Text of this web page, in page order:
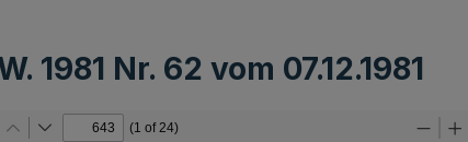
1981 Nr. 62 vom 07.12.1981